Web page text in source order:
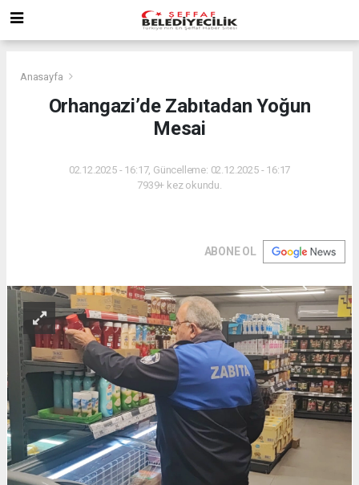
Anasayfa
Orhangazi’de Zabıtadan Yoğun
Mesai
02.12.2025 - 16:17, Güncelleme: 02.12.2025 - 16:17
7939+ kez okundu.
ABONE OL